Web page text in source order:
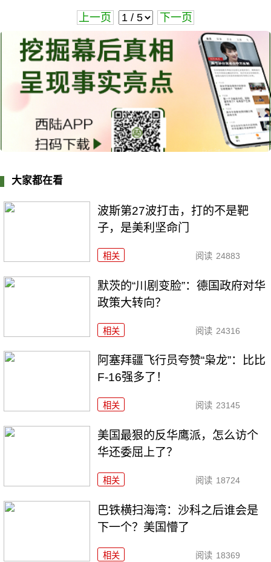
上一页 下一页
大家都在看
波斯第27波打击，打的不是靶
子，是美利坚命门
相关 阅读 24883
默茨的“川剧变脸”：德国政府对华
政策大转向？
相关 阅读 24316
阿塞拜疆飞行员夸赞“枭龙”：比比
F-16强多了！
相关 阅读 23145
美国最狠的反华鹰派，怎么访个
华还委屈上了？
相关 阅读 18724
巴铁横扫海湾：沙科之后谁会是
下一个？美国懵了
相关 阅读 18369